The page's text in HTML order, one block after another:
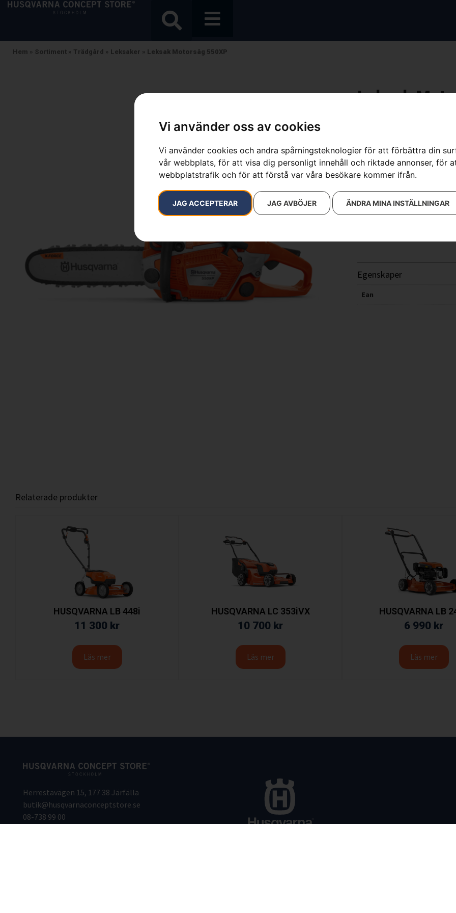
Vi använder oss av cookies
Vi använder cookies och andra spårningsteknologier för att förbättra din
vår webbplats, för att visa dig personligt innehåll och riktade annonser, för
webbplatstrafik och för att förstå var våra besökare kommer ifrån.
JAG ACCEPTERAR JAG AVBÖJER ÄNDRA MINA INSTÄLLNINGAR
Hem » Sortiment » Trädgård » Leksaker » Leksak Motorsåg 550XP
Leksak
469kr
Leksak Motorsåg 550XP
Leksaksmotorsåg för
Egenskaper
Ean
Relaterade produkter
HUSQVARNA LB 448i
11 300 kr
Läs mer
HUSQVARNA LC 353iVX
10 700 kr
Läs mer
HUSQVARNA LB
6 990 kr
Läs mer
Herrestavägen 15, 177 38 Järfälla
butik@husqvarnaconceptstore.se
08-738 99 00